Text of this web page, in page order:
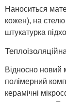
Наноситься
кожен), на
штукатурка
Відносно новий
полімерний
керамічні